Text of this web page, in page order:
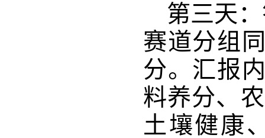
第三天
赛道分组
分。汇报
料养分、
土壤健康